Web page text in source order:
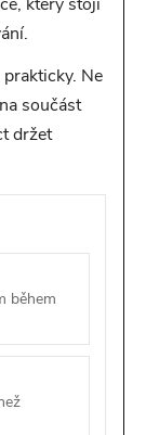
Ne
součást
držet
během